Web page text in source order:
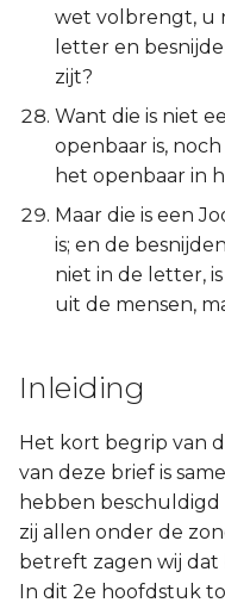
wet volbrengt, u
letter en
zijt?
Want die is niet
openbaar is,
het openbaar in
Maar die is een
is; en de
niet in de letter,
uit de mensen,
Inleiding
Het kort begrip van
van deze brief is
hebben beschuldigd
zij allen onder de
betreft zagen wij dat
In dit 2e hoofdstuk